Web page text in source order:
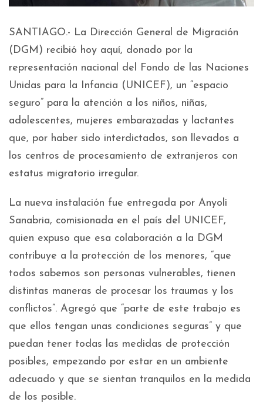
SANTIAGO.- La Dirección General de Migración
(DGM) recibió hoy aquí, donado por la
representación nacional del Fondo de las Naciones
Unidas para la Infancia (UNICEF), un “espacio
seguro” para la atención a los niños, niñas,
adolescentes, mujeres embarazadas y lactantes
que, por haber sido interdictados, son llevados a
los centros de procesamiento de extranjeros con
estatus migratorio irregular.
La nueva instalación fue entregada por Anyoli
Sanabria, comisionada en el país del UNICEF,
quien expuso que esa colaboración a la DGM
contribuye a la protección de los menores, “que
todos sabemos son personas vulnerables, tienen
distintas maneras de procesar los traumas y los
conflictos”. Agregó que “parte de este trabajo es
que ellos tengan unas condiciones seguras” y que
puedan tener todas las medidas de protección
posibles, empezando por estar en un ambiente
adecuado y que se sientan tranquilos en la medida
de los posible.